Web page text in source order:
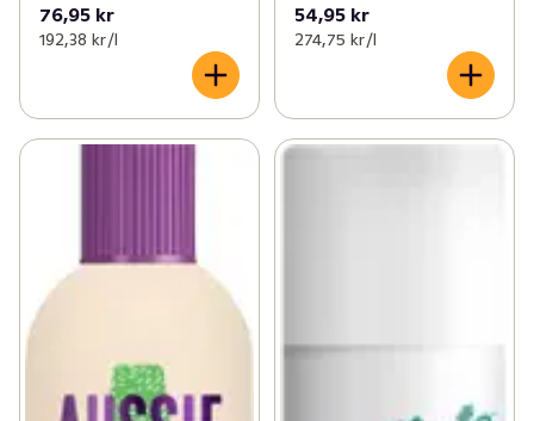
76,95 kr
192,38 kr /l
54,95 kr
274,75 kr /l